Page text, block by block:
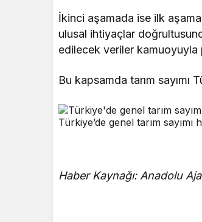
İkinci aşamada ise ilk
ulusal ihtiyaçlar
edilecek veriler kamuoyuyla
Bu kapsamda tarım sayımı
Türkiye’de genel tarım sayımı
Haber Kaynağı: Anadolu